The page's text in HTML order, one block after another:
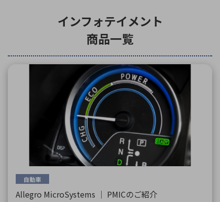
環境構築・開発システム
半導体・電子部品小ロット
インフォテイメント
商品一覧
自動車
Allegro MicroSystems ｜ PMICのご紹介